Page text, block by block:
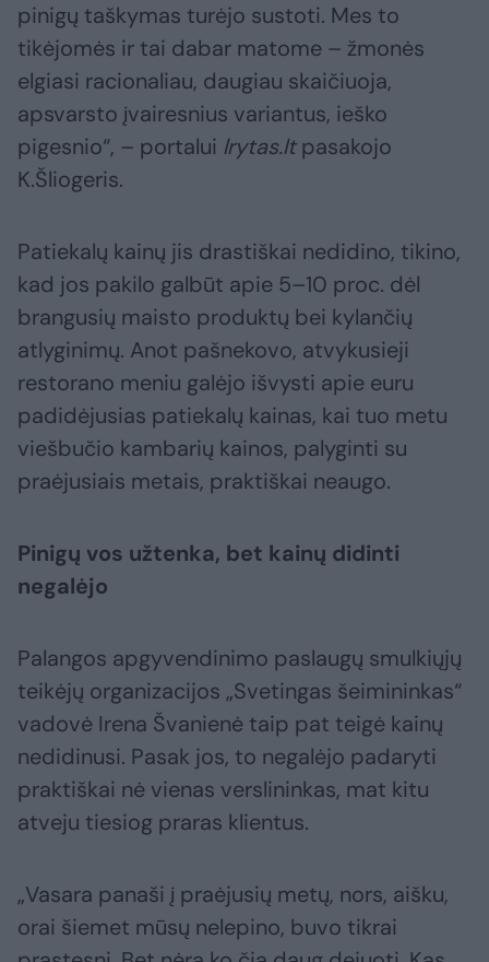
pinigų taškymas turėjo sustoti. Mes to
tikėjomės ir tai dabar matome – žmonės
elgiasi racionaliau, daugiau skaičiuoja,
apsvarsto įvairesnius variantus, ieško
pigesnio“, – portalui lrytas.ltpasakojo
K.Šliogeris.
Patiekalų kainų jis drastiškai nedidino, tikino,
kad jos pakilo galbūt apie 5–10 proc. dėl
brangusių maisto produktų bei kylančių
atlyginimų. Anot pašnekovo, atvykusieji
restorano meniu galėjo išvysti apie euru
padidėjusias patiekalų kainas, kai tuo metu
viešbučio kambarių kainos, palyginti su
praėjusiais metais, praktiškai neaugo.
Pinigų vos užtenka, bet kainų didinti
negalėjo
Palangos apgyvendinimo paslaugų smulkiųjų
teikėjų organizacijos „Svetingas šeimininkas“
vadovė Irena Švanienė taip pat teigė kainų
nedidinusi. Pasak jos, to negalėjo padaryti
praktiškai nė vienas verslininkas, mat kitu
atveju tiesiog praras klientus.
„Vasara panaši į praėjusių metų, nors, aišku,
orai šiemet mūsų nelepino, buvo tikrai